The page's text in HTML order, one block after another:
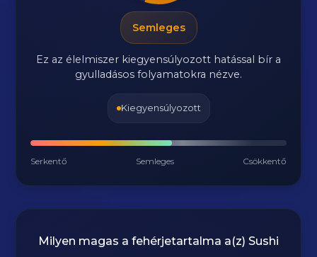
Semleges
Ez az élelmiszer kiegyensúlyozott hatással bír a
gyulladásos folyamatokra nézve.
Kiegyensúlyozott
Serkentő Semleges Csökkentő
Milyen magas a fehérjetartalma a(z) Sushi